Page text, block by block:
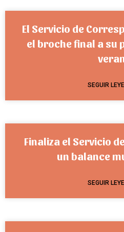
El Servicio de
el broche final a su
SEGUIR
Finaliza el Servicio
un balance
SEGUIR